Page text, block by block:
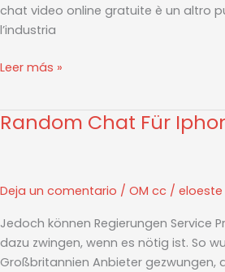
chat video online gratuite è un altro
l’industria
Leer más »
Random Chat Für
Deja un comentario / OM cc / eloeste
Jedoch können Regierungen Service
dazu zwingen, wenn es nötig ist. So
Großbritannien Anbieter gezwungen,
Random
Download